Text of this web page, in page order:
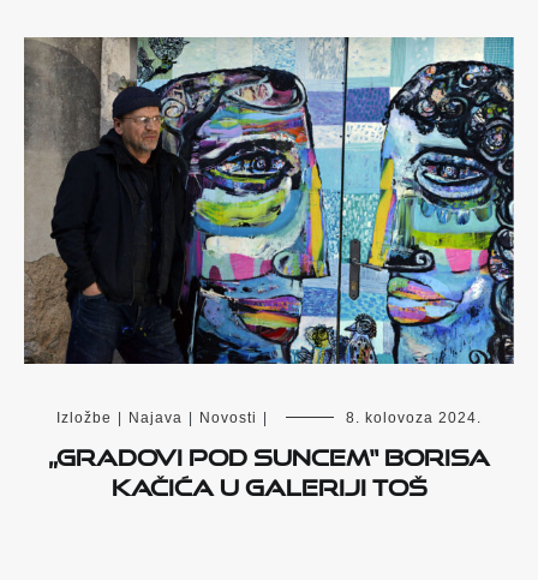
Izložbe Najava Novosti 8. kolovoza 2024.
„Gradovi pod suncem“ Borisa
Kačića u Galeriji Toš